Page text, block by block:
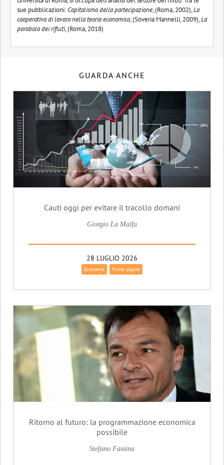
sue pubblicazioni: Capitalismo della partecipazione, (Roma, 2002),La
cooperativa di lavoro nella teoria economica, (Soveria Mannelli, 2009),La
parabola dei rifiuti, (Roma, 2018)
GUARDA ANCHE
Cauti oggi per evitare il tracollo domani
Giorgio La Malfa
28 LUGLIO 2026
Economia Prima pagina
Ritorno al futuro: la programmazione economica
possibile
Stefano Fassina